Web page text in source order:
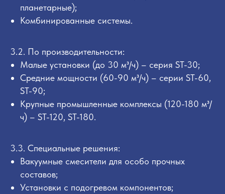
планетарные);
Комбинированные системы.
3.2. По производительности:
Малые установки (до 30 м³/ч) – серия ST-30;
Средние мощности (60-90 м³/ч) – серии ST-60,
ST-90;
Крупные промышленные комплексы (120-180 м³/
ч) – ST-120, ST-180.
3.3. Специальные решения:
Вакуумные смесители для особо прочных
составов;
Установки с подогревом компонентов;